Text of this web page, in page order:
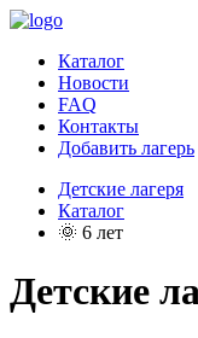
Каталог
Новости
FAQ
Контакты
Добавить лагерь
Детские лагеря
Каталог
🌞 6 лет
Детские